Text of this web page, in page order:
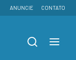
ANUNCIE CONTATO